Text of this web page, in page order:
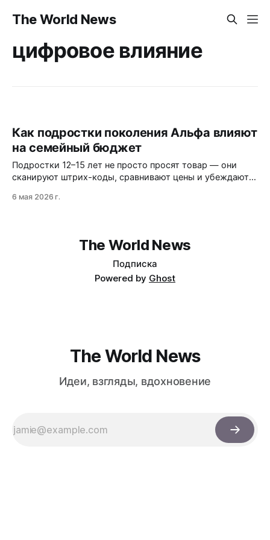
The World News
цифровое влияние
Как подростки поколения Альфа влияют
на семейный бюджет
Подростки 12–15 лет не просто просят товар — они
сканируют штрих-коды, сравнивают цены и убеждают
покупок, а 47% изучают состав продуктов. Бренды
6 мая 2026 г.
The World News
Подписка
Powered by Ghost
The World News
Идеи, взгляды, вдохновение